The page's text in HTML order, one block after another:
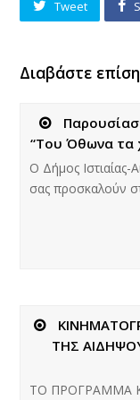
Tweet
Διαβάστε
“Του Όθωνα τα
Ο Δήμος
σας προσκαλούν
ΤΗΣ
ΤΟ ΠΡΟΓΡΑΜΜΑ